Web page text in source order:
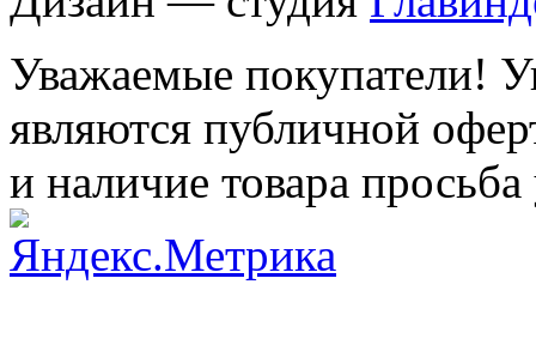
Уважаемые покупатели!
являются публичной
и наличие товара